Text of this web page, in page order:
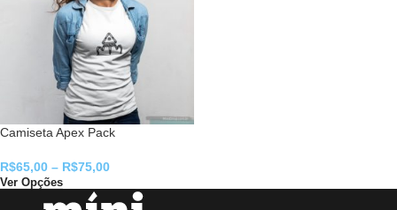
Camiseta Apex Pack
R$65,00 – R$75,00
Ver Opções